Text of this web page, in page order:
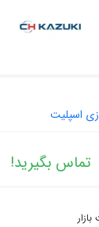
اسپلیت
تماس بگیرید!